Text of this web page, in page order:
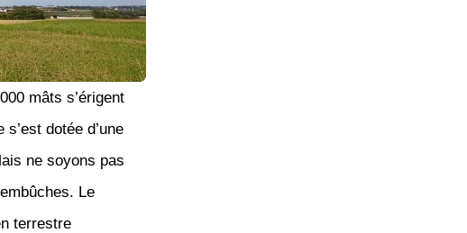
mâts s’érigent
dotée d’une
ne soyons pas
Le
terrestre